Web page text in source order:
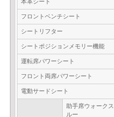
本革シート
フロントベンチシート
シートリフター
シートポジションメモリー機能
運転席パワーシート
フロント両席パワーシート
電動サードシート
助手席ウォークス
ルー